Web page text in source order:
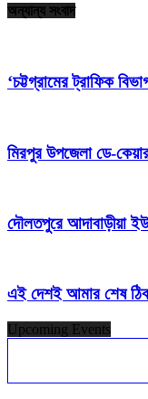
অন্যান্য সংবাদ
‘চট্টগ্রামের ট্রাফিক
মিরপুর উপজেলা ডে-
দৌলতপুরে আদাবাড়ীয়া
এই দেশই আমার শেষ
Upcoming Events